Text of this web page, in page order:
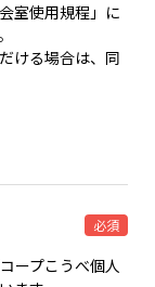
室使用規程」に
ける場合は、同
必須
ープこうべ個人